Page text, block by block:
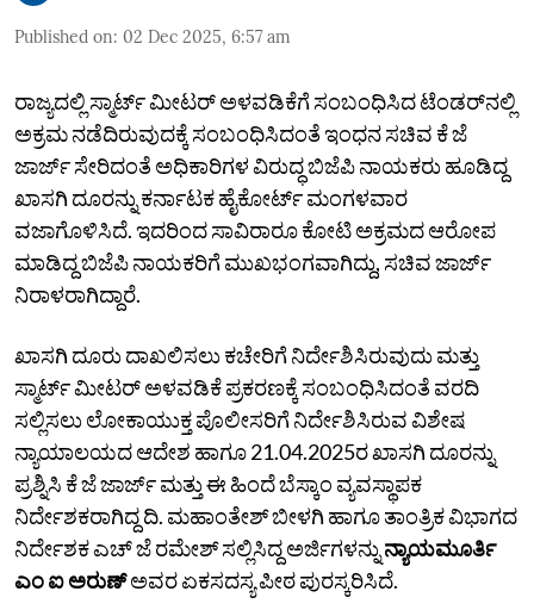
Published on: 02 Dec 2025, 6:57 am
ರಾಜ್ಯದಲ್ಲಿ ಸ್ಮಾರ್ಟ್‌ ಮೀಟರ್‌ ಅಳವಡಿಕೆಗೆ ಸಂಬಂಧಿಸಿದ ಟೆಂಡರ್‌ನಲ್ಲಿ
ಅಕ್ರಮ ನಡೆದಿರುವುದಕ್ಕೆ ಸಂಬಂಧಿಸಿದಂತೆ ಇಂಧನ ಸಚಿವ ಕೆ ಜೆ
ಜಾರ್ಜ್‌ ಸೇರಿದಂತೆ ಅಧಿಕಾರಿಗಳ ವಿರುದ್ಧ ಬಿಜೆಪಿ ನಾಯಕರು ಹೂಡಿದ್ದ
ಖಾಸಗಿ ದೂರನ್ನು ಕರ್ನಾಟಕ ಹೈಕೋರ್ಟ್‌ ಮಂಗಳವಾರ
ವಜಾಗೊಳಿಸಿದೆ. ಇದರಿಂದ ಸಾವಿರಾರೂ ಕೋಟಿ ಅಕ್ರಮದ ಆರೋಪ
ಮಾಡಿದ್ದ ಬಿಜೆಪಿ ನಾಯಕರಿಗೆ ಮುಖಭಂಗವಾಗಿದ್ದು, ಸಚಿವ ಜಾರ್ಜ್‌
ನಿರಾಳರಾಗಿದ್ದಾರೆ.
ಖಾಸಗಿ ದೂರು ದಾಖಲಿಸಲು ಕಚೇರಿಗೆ ನಿರ್ದೇಶಿಸಿರುವುದು ಮತ್ತು
ಸ್ಮಾರ್ಟ್‌ ಮೀಟರ್‌ ಅಳವಡಿಕೆ ಪ್ರಕರಣಕ್ಕೆ ಸಂಬಂಧಿಸಿದಂತೆ ವರದಿ
ಸಲ್ಲಿಸಲು ಲೋಕಾಯುಕ್ತ ಪೊಲೀಸರಿಗೆ ನಿರ್ದೇಶಿಸಿರುವ ವಿಶೇಷ
ನ್ಯಾಯಾಲಯದ ಆದೇಶ ಹಾಗೂ 21.04.2025ರ ಖಾಸಗಿ ದೂರನ್ನು
ಪ್ರಶ್ನಿಸಿ ಕೆ ಜೆ ಜಾರ್ಜ್‌ ಮತ್ತು ಈ ಹಿಂದೆ ಬೆಸ್ಕಾಂ ವ್ಯವಸ್ಥಾಪಕ
ನಿರ್ದೇಶಕರಾಗಿದ್ದ ದಿ. ಮಹಾಂತೇಶ್‌ ಬೀಳಗಿ ಹಾಗೂ ತಾಂತ್ರಿಕ ವಿಭಾಗದ
ನಿರ್ದೇಶಕ ಎಚ್‌ ಜೆ ರಮೇಶ್‌ ಸಲ್ಲಿಸಿದ್ದ ಅರ್ಜಿಗಳನ್ನುನ್ಯಾಯಮೂರ್ತಿ
ಎಂ ಐ ಅರುಣ್‌ಅವರ ಏಕಸದಸ್ಯ ಪೀಠ ಪುರಸ್ಕರಿಸಿದೆ.